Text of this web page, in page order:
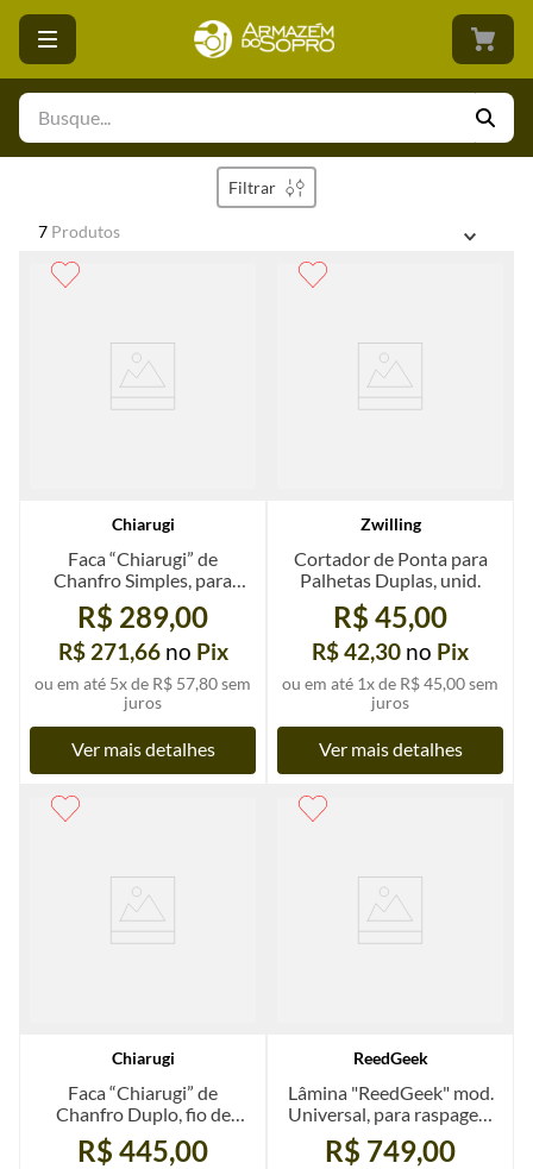
Busque...
Filtrar
7 Produtos
Chiarugi
Faca “Chiarugi” de
Chanfro Simples, para
mão direita
R$ 289,00
R$ 271,66 no Pix
ou em até 5x de R$ 57,80sem
juros
Ver mais detalhes
Zwilling
Cortador de Ponta para
Palhetas Duplas, unid.
R$ 45,00
R$ 42,30 no Pix
ou em até 1x de R$ 45,00sem
juros
Ver mais detalhes
Chiarugi
Faca “Chiarugi” de
Chanfro Duplo, fio de
R$ 445,00
ReedGeek
Lâmina "ReedGeek" mod.
Universal, para raspagem
de palhetas, un.
R$ 749,00